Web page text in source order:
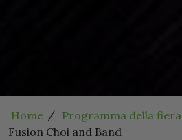
Home
Programma della fiera
Fusion Choi and Band